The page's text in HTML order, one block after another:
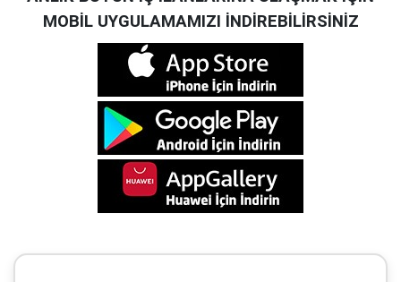
MOBİL UYGULAMAMIZI İNDİREBİLİRSİNİZ